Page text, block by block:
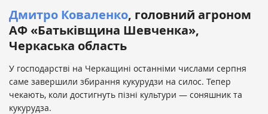
Дмитро Коваленко, головний агроном
АФ «Батьківщина Шевченка»,
Черкаська область
У господарстві на Черкащині останніми числами серпня
саме завершили збирання кукурудзи на силос. Тепер
чекають, коли достигнуть пізні культури — соняшник та
кукурудза.